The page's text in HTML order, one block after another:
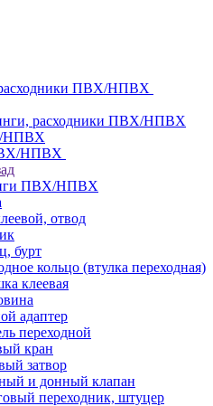
ПВХ/НПВХ
расходники ПВХ/НПВХ
НПВХ
НПВХ
ПВХ/НПВХ
отвод
бурт
кольцо (втулка переходная)
клеевая
адаптер
переходной
кран
затвор
и донный клапан
переходник, штуцер